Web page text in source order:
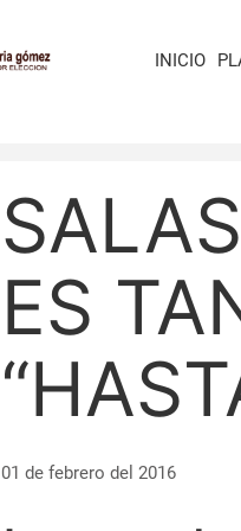
INICIO
ES
01 de febrero del 2016